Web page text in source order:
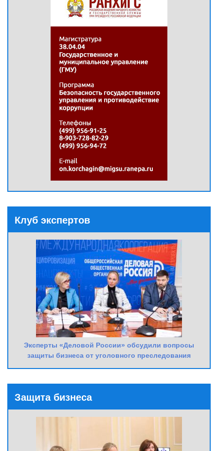
Клуб экспертов
Эксперты «Деловой России» обсудили вопросы
защиты бизнеса от уголовного преследования
Защита бизнеса